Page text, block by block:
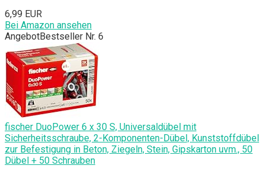
6,99 EUR
Bei Amazon ansehen
AngebotBestseller Nr. 6
fischer DuoPower 6 x 30 S, Universaldübel mit
Sicherheitsschraube, 2-Komponenten-Dübel, Kunststoffdübel
zur Befestigung in Beton, Ziegeln, Stein, Gipskarton uvm., 50
Dübel + 50 Schrauben